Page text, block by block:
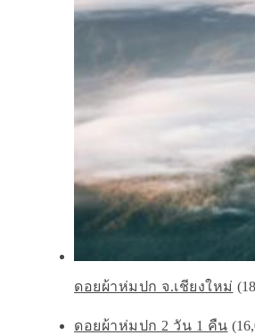
ดอยผ้าห่มปก จ.เชียงใหม่
ดอยผ้าห่มปก 2 วัน 1 คืน